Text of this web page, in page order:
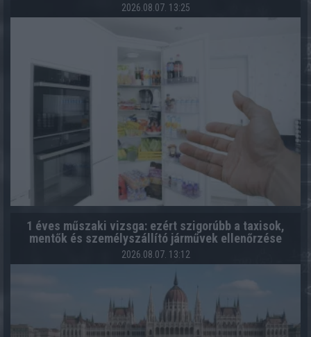
2026.08.07. 13:25
1 éves műszaki vizsga: ezért szigorúbb a taxisok,
mentők és személyszállító járművek ellenőrzése
2026.08.07. 13:12